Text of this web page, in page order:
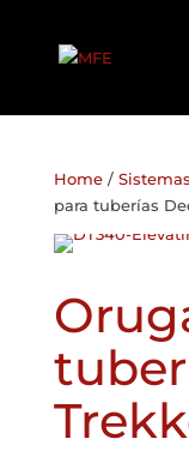
Home/
para tuberías